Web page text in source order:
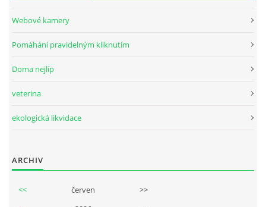
Webové kamery
Pomáhání pravidelným kliknutím
Doma nejlíp
veterina
ekologická likvidace
ARCHIV
<< červen
>>